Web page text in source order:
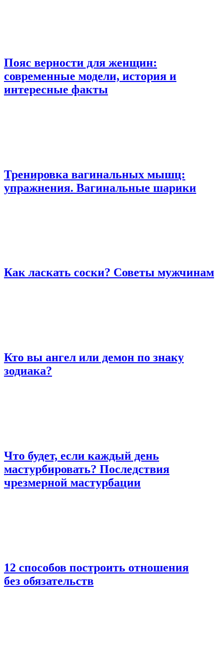
Пояс верности для женщин:
современные модели, история и
интересные факты
Тренировка вагинальных мышц:
упражнения. Вагинальные шарики
Как ласкать соски? Советы мужчинам
Кто вы ангел или демон по знаку
зодиака?
Что будет, если каждый день
мастурбировать? Последствия
чрезмерной мастурбации
12 способов построить отношения
без обязательств